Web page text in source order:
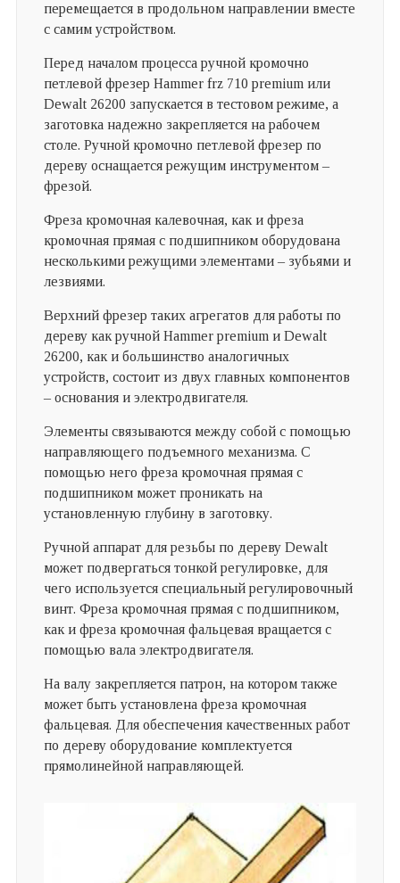
перемещается в продольном направлении вместе
с самим устройством.
Перед началом процесса ручной кромочно
петлевой фрезер Hammer frz 710 premium или
Dewalt 26200 запускается в тестовом режиме, а
заготовка надежно закрепляется на рабочем
столе. Ручной кромочно петлевой фрезер по
дереву оснащается режущим инструментом –
фрезой.
Фреза кромочная калевочная, как и фреза
кромочная прямая с подшипником оборудована
несколькими режущими элементами – зубьями и
лезвиями.
Верхний фрезер таких агрегатов для работы по
дереву как ручной Hammer premium и Dewalt
26200, как и большинство аналогичных
устройств, состоит из двух главных компонентов
– основания и электродвигателя.
Элементы связываются между собой с помощью
направляющего подъемного механизма. С
помощью него фреза кромочная прямая с
подшипником может проникать на
установленную глубину в заготовку.
Ручной аппарат для резьбы по дереву Dewalt
может подвергаться тонкой регулировке, для
чего используется специальный регулировочный
винт. Фреза кромочная прямая с подшипником,
как и фреза кромочная фальцевая вращается с
помощью вала электродвигателя.
На валу закрепляется патрон, на котором также
может быть установлена фреза кромочная
фальцевая. Для обеспечения качественных работ
по дереву оборудование комплектуется
прямолинейной направляющей.